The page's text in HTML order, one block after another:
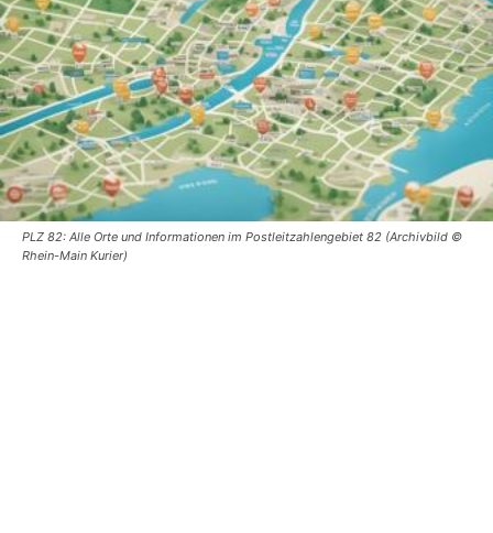
PLZ 82: Alle Orte und Informationen im Postleitzahlengebiet 82 (Archivbild ©
Rhein-Main Kurier)